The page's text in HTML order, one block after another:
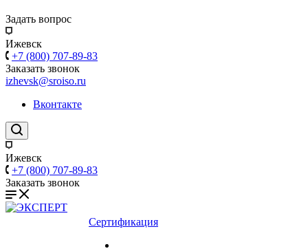
Задать вопрос
Ижевск
+7 (800) 707-89-83
Заказать звонок
izhevsk@sroiso.ru
Вконтакте
Ижевск
+7 (800) 707-89-83
Заказать звонок
Сертификация